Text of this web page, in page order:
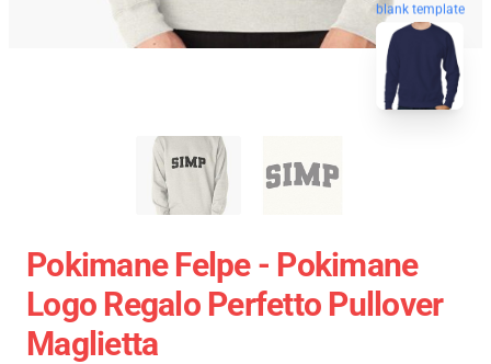
blank template
Pokimane Felpe - Pokimane
Logo Regalo Perfetto Pullover
Maglietta